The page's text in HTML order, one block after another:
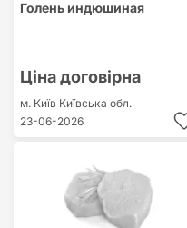
Голень индюшиная
Ціна договірна
м. Київ Київська обл.
23-06-2026